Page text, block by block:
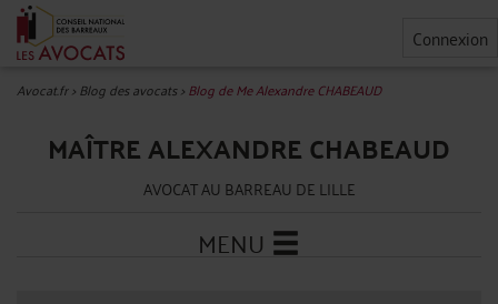
Connexion
Avocat.fr>Blog des avocats>Blog de Me Alexandre CHABEAUD
MAÎTRE ALEXANDRE CHABEAUD
AVOCAT AU BARREAU DE LILLE
MENU